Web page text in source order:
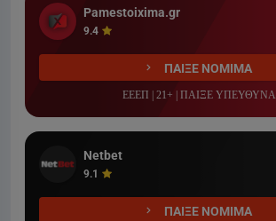
Pamestoixima.gr
9.4
ΠΑΙΞΕ ΝΟΜΙΜΑ
ΕΕΕΠ | 21+ | ΠΑΙΞΕ ΥΠΕΥΘΥΝΑ
Netbet
9.1
ΠΑΙΞΕ ΝΟΜΙΜΑ